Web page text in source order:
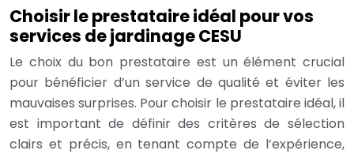
Choisir le prestataire idéal pour vos
services de jardinage CESU
Le choix du bon prestataire est un élément crucial
pour bénéficier d’un service de qualité et éviter les
mauvaises surprises. Pour choisir le prestataire idéal, il
est important de définir des critères de sélection
clairs et précis, en tenant compte de l’expérience,